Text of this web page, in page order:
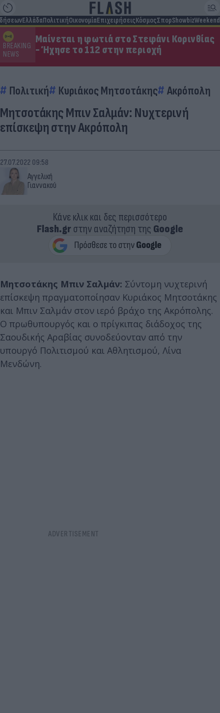
ΕλλάδαΠολιτικήΟικονομίαΕπιχειρήσειςΚόσμοςΣπορShowbizWeekend
BREAKING
NEWS
Μαίνεται η φωτιά στο Στεφάνι Κορινθίας
- Ήχησε το 112 στην περιοχή
Πολιτική Κυριάκος Μητσοτάκης Ακρόπολη
Μητσοτάκης Μπιν Σαλμάν: Νυχτερινή
επίσκεψη στην Ακρόπολη
Αγγελική
Γιαννακού
27.07.2022 09:58
Κάνε κλικ και δες περισσότερο
Flash.grστην αναζήτηση της Google
Μητσοτάκης Μπιν Σαλμάν: Σύντομη νυχτερινή
επίσκεψη πραγματοποίησαν Κυριάκος Μητσοτάκης
και Μπιν Σαλμάν στον ιερό βράχο της Ακρόπολης.
Ο πρωθυπουργός και ο πρίγκιπας διάδοχος της
Σαουδικής Αραβίας συνοδεύονταν από την
υπουργό Πολιτισμού και Αθλητισμού, Λίνα
Μενδώνη.